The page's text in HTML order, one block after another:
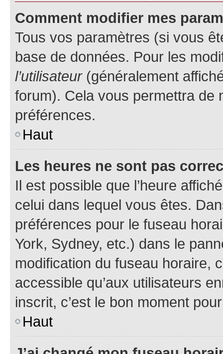
Comment modifier mes
Tous vos paramètres (si vous
base de données. Pour les
l’utilisateur(généralement
forum). Cela vous permettra de
préférences.
Haut
Les heures ne sont pas
Il est possible que l’heure
celui dans lequel vous êtes.
préférences pour le fuseau
York, Sydney, etc.) dans le
modification du fuseau horaire,
accessible qu’aux utilisateurs
inscrit, c’est le bon moment
Haut